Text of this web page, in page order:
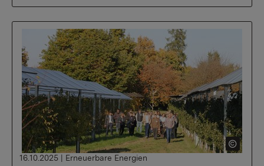
16.10.2025 | Erneuerbare Energien